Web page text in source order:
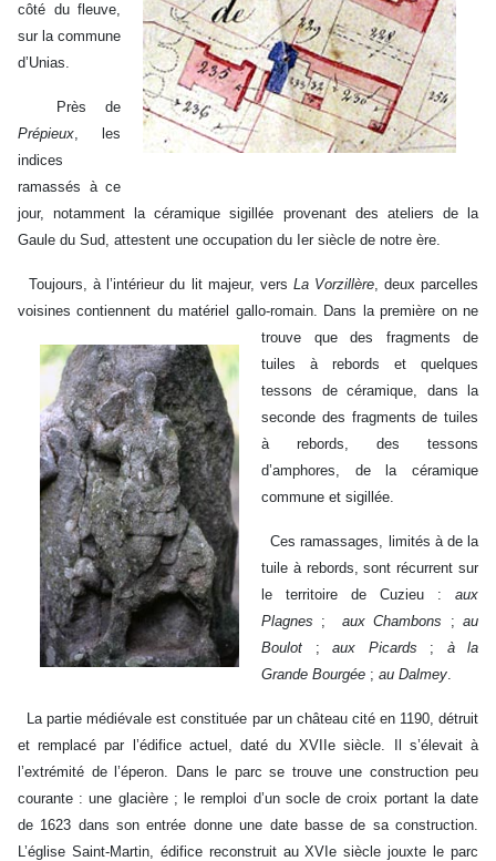
côté du fleuve,
sur la commune
d’Unias.
Près de
Prépieux, les
indices
ramassés à ce
jour, notamment la céramique sigillée provenant des ateliers de la
Gaule du Sud, attestent une occupation du Ier siècle de notre ère.
Toujours, à l’intérieur du lit majeur, vers La Vorzillère, deux parcelles
voisines contiennent du matériel gallo-romain. Dans l a première on ne
trouve que des fragments de
tuiles à rebords et quelques
tessons de céramique, dans la
seconde des fragments de tuiles
à rebords, des tessons
d’amphores, de la céramique
commune et sigillée.
Ces ramassages, limités à de la
tuile à rebords, sont récurrent sur
le territoire de Cuzieu : aux
Plagnes ; aux Chambons ;au
Boulot ; aux Picards ; à la
Grande Bourgée ; au Dalmey.
La partie médiévale est constituée par un château cité en 1190, détruit
et remplacé par l’édifice actuel, daté du XVIIe siècle. Il s’élevait à
l’extrémité de l’éperon. Dans le parc se trouve une construction peu
courante : une glacière ; le remploi d’un socle de croix portant la date
de 1623 dans son entrée donne une date basse de sa construction.
L’église Saint-Martin, édifice reconstruit au XVIe siècle jouxte le parc